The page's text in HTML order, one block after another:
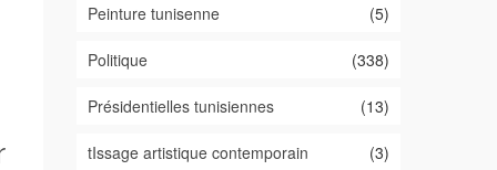
Peinture tunisenne (5)
Politique (338)
Présidentielles tunisiennes (13)
tIssage artistique contemporain (3)